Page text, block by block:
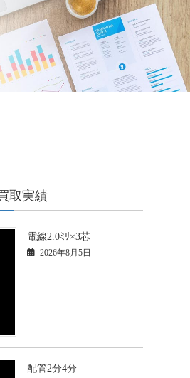
取実績
電線2.0ﾐﾘ×3芯
2026年8月5日
配管2分4分